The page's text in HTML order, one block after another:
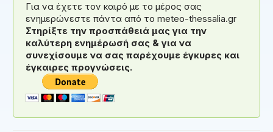
Για να έχετε τον καιρό με το μέρος σας
ενημερώνεστε πάντα από το meteo-thessalia.gr
Στηρίξτε την προσπάθειά μας για την
καλύτερη ενημέρωσή σας & για να
συνεχίσουμε να σας παρέχουμε έγκυρες και
έγκαιρες προγνώσεις.